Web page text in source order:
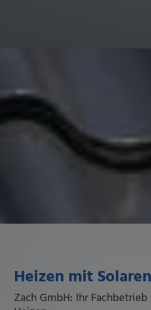
Heizen mit
Zach GmbH: Ihr